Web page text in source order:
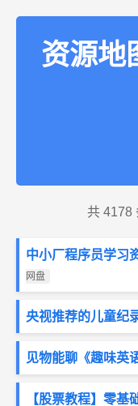
资源地
共 4178
中小厂程序员学习
网盘
央视推荐的儿童纪
见物能聊《趣味英
【股票教程】零